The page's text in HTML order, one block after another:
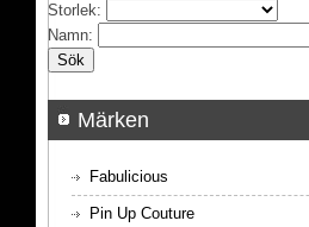
Storlek:
Namn:
Märken
Fabulicious
Pin Up Couture